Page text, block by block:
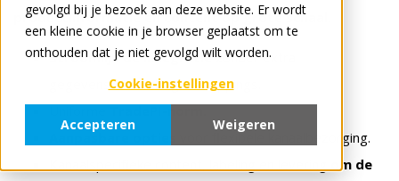
gevolgd bij je bezoek aan deze website. Er wordt
een kleine cookie in je browser geplaatst om te
onthouden dat je niet gevolgd wilt worden.
Cookie-instellingen
Accepteren Weigeren
productinformatie en content op grote schaal.
Stroomlijn de integratiezonder extra
gegevensverwerking of mappings.
Aanpasbare opties
voor flexibele kanaalbezorging.
om de